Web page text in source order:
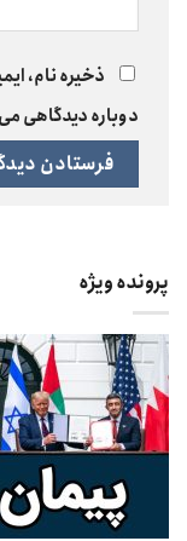
ذخیره نام،
دوباره دیدگاهی
پرونده ویژه